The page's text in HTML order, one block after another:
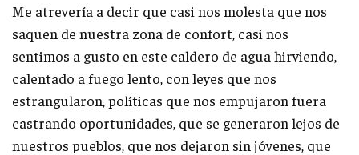
Me atrevería a decir que casi nos molesta que nos
saquen de nuestra zona de confort, casi nos
sentimos a gusto en este caldero de agua hirviendo,
calentado a fuego lento, con leyes que nos
estrangularon, políticas que nos empujaron fuera
castrando oportunidades, que se generaron lejos de
nuestros pueblos, que nos dejaron sin jóvenes, que